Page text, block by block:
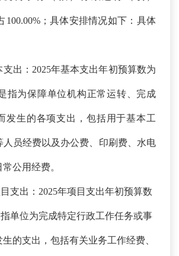
100.00%；具体安排情况如下： 具体
支出： 2025年基本支出年初预算数为
指为保障单位机构正常运转、完成
发生的各项支出，包括用于基本工
人员经费以及办公费、印刷费、水电
公用经费。
支出： 2025年项目支出年初预算数
单位为完成特定行政工作任务或事
的支出，包括有关业务工作经费、